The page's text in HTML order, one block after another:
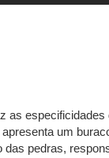
as especificidades
apresenta um
das pedras,